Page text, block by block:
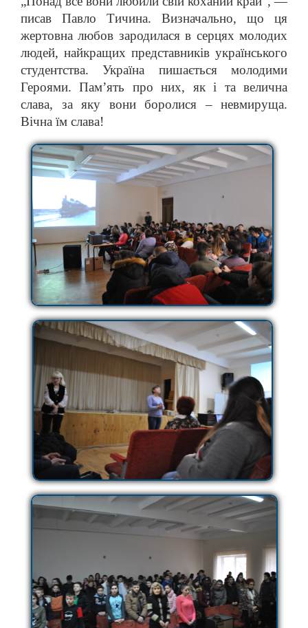
писав Павло Тичина. Визначально, що ця
жертовна любов зародилася в серцях молодих
людей, найкращих представників українського
студентства. Україна пишається молодими
Героями. Пам’ять про них, як і та велична
слава, за яку вони боролися – невмируща.
Вічна їм слава!